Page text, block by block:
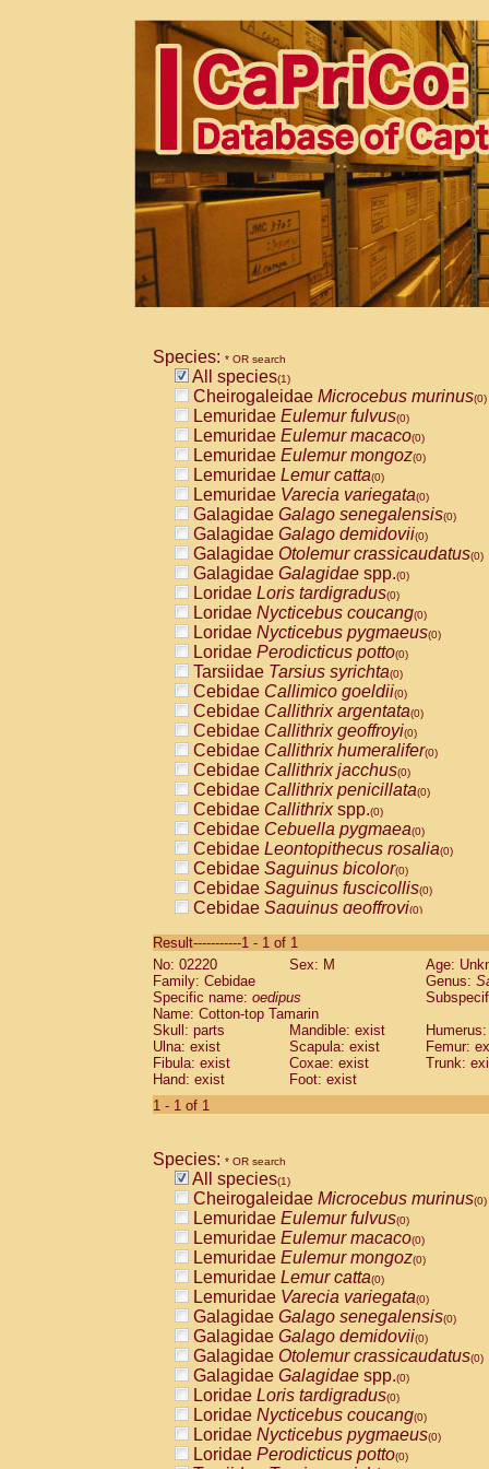
Species: * OR search
All species(1)
Cheirogaleidae Microcebus murinus(0)
Lemuridae Eulemur fulvus(0)
Lemuridae Eulemur macaco(0)
Lemuridae Eulemur mongoz(0)
Lemuridae Lemur catta(0)
Lemuridae Varecia variegata(0)
Galagidae Galago senegalensis(0)
Galagidae Galago demidovii(0)
Galagidae Otolemur crassicaudatus(0)
Galagidae Galagidae spp.(0)
Loridae Loris tardigradus(0)
Loridae Nycticebus coucang(0)
Loridae Nycticebus pygmaeus(0)
Loridae Perodicticus potto(0)
Tarsiidae Tarsius syrichta(0)
Cebidae Callimico goeldii(0)
Cebidae Callithrix argentata(0)
Cebidae Callithrix geoffroyi(0)
Cebidae Callithrix humeralifer(0)
Cebidae Callithrix jacchus(0)
Cebidae Callithrix penicillata(0)
Cebidae Callithrixspp.(0)
Cebidae Cebuella pygmaea(0)
Cebidae Leontopithecus rosalia(0)
Cebidae Saguinus bicolor(0)
Cebidae Saguinus fuscicollis(0)
Cebidae Saguinus geoffroyi(0)
CebidaeSaguinus labiatus(0)
Cebidae Saguinus leucopus (0)
Cebidae
CebidaeSaguinus mystax
Cebidae Saguinus nigricollis (0)
Cebidae Saguinus oedipus
Cebidae Saguinus weddelli
Cebidae Saguinusspp.
Cebidae
CebidaeCebus capucinus
CebidaeCebus nigrivittatus
CebidaeCebus spp.(0)
CebidaeSaimiri boliviensis(0)
CebidaeSaimiri sciureus(0)
AtelidaeAlouatta caraya(0)
AtelidaeAlouatta fusca(0)
AtelidaeAlouatta seniculus(0)
AtelidaeAlouattaspp.(0)
AtelidaeAteles belzebuth(0)
AtelidaeAteles geoffroyi(0)
AtelidaeAteles paniscus(0)
AtelidaeAtelesspp.(0)
AtelidaeLagothrix lagothricha(0)
AtelidaeLagothrix lagothricha cana
PitheciidaeCacajao calvus
Result-----------1 - 1 of 1
No: 02220
Sex: M
Age:
Family: Cebidae
Genus:
Specific name: oedipus
Name: Cotton-top Tamarin
Skull: parts
Mandible: exist
Ulna: exist
Scapula: exist
Femur:
Fibula: exist
Coxae: exist
Trunk:
Hand: exist
Foot: exist
1 - 1 of 1
Species: * OR search
All species(1)
Cheirogaleidae Microcebus murinus(0)
Lemuridae Eulemur fulvus(0)
Lemuridae Eulemur macaco(0)
Lemuridae Eulemur mongoz(0)
Lemuridae Lemur catta(0)
Lemuridae Varecia variegata(0)
Galagidae Galago senegalensis(0)
Galagidae Galago demidovii(0)
Galagidae Otolemur crassicaudatus(0)
Galagidae Galagidae spp.(0)
Loridae Loris tardigradus(0)
Loridae Nycticebus coucang(0)
Loridae Nycticebus pygmaeus(0)
Loridae Perodicticus potto(0)